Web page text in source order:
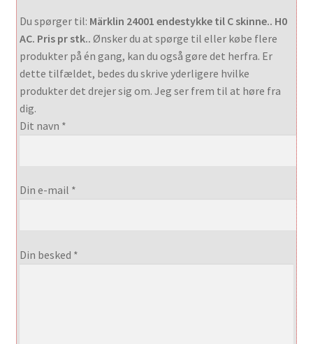
Du spørger til: Märklin 24001 endestykke til C skinne.. H0
AC. Pris pr stk.. Ønsker du at spørge til eller købe flere
produkter på én gang, kan du også gøre det herfra. Er
dette tilfældet, bedes du skrive yderligere hvilke
produkter det drejer sig om. Jeg ser frem til at høre fra
dig.
Dit navn *
Din e-mail *
Din besked *